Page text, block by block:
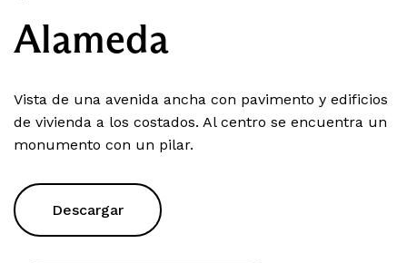
Alameda
Vista de una avenida ancha con pavimento y edificios
de vivienda a los costados. Al centro se encuentra un
monumento con un pilar.
Descargar